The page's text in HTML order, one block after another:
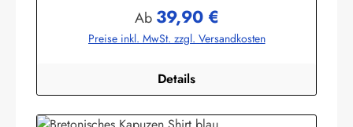
Regulärer Preis:
Ab 39,90 €
Preise inkl. MwSt. zzgl. Versandkosten
Details